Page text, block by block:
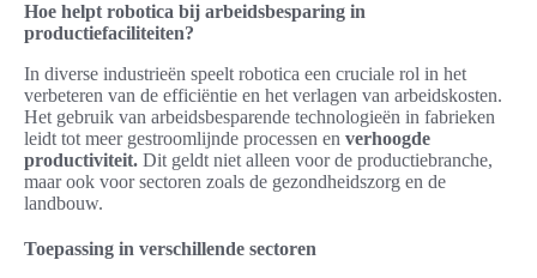
Hoe helpt robotica bij arbeidsbesparing in
productiefaciliteiten?
In diverse industrieën speelt robotica een cruciale rol in het
verbeteren van de efficiëntie en het verlagen van arbeidskosten.
Het gebruik van arbeidsbesparende technologieën in fabrieken
leidt tot meer gestroomlijnde processen en verhoogde
productiviteit. Dit geldt niet alleen voor de productiebranche,
maar ook voor sectoren zoals de gezondheidszorg en de
landbouw.
Toepassing in verschillende sectoren